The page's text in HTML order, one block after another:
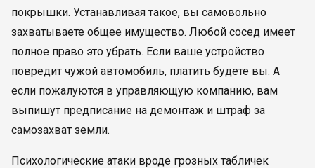
покрышки. Устанавливая такое, вы самовольно
захватываете общее имущество. Любой сосед имеет
полное право это убрать. Если ваше устройство
повредит чужой автомобиль, платить будете вы. А
если пожалуются в управляющую компанию, вам
выпишут предписание на демонтаж и штраф за
самозахват земли.
Психологические атаки вроде грозных табличек